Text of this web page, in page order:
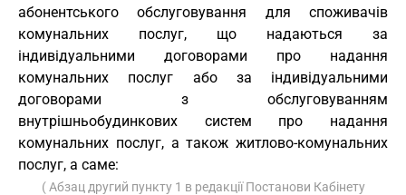
абонентського обслуговування для споживачів
комунальних послуг, що надаються за
індивідуальними договорами про надання
комунальних послуг або за індивідуальними
договорами з обслуговуванням
внутрішньобудинкових систем про надання
комунальних послуг, а також житлово-комунальних
послуг, а саме:
( Абзац другий пункту 1 в редакції Постанови Кабінету